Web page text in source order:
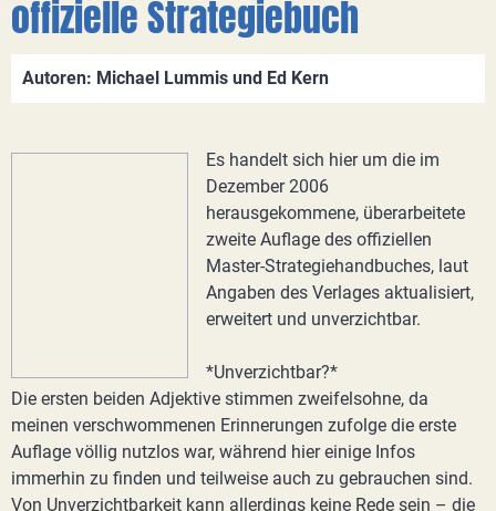
offizielle Strategiebuch
Autoren: Michael Lummis und Ed Kern
Es handelt sich hier um die im
Dezember 2006
herausgekommene, überarbeitete
zweite Auflage des offiziellen
Master-Strategiehandbuches, laut
Angaben des Verlages aktualisiert,
erweitert und unverzichtbar.
*Unverzichtbar?*
Die ersten beiden Adjektive stimmen zweifelsohne, da
meinen verschwommenen Erinnerungen zufolge die erste
Auflage völlig nutzlos war, während hier einige Infos
immerhin zu finden und teilweise auch zu gebrauchen sind.
Von Unverzichtbarkeit kann allerdings keine Rede sein – die